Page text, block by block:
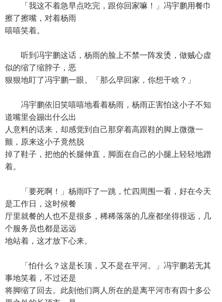
「我这不着急早点吃完，跟你回家嘛！」冯宇鹏用餐巾
擦了擦嘴，对着杨雨
嘻嘻笑着。
听到冯宇鹏这话，杨雨的脸上不禁一阵发烫，做贼心虚
似的缩了缩脖子，恶
狠狠地盯了冯宇鹏一眼。「那么早回家，你想干啥？」
冯宇鹏依旧笑嘻嘻地看着杨雨，杨雨正害怕这小子不知
道嘴里会蹦出什么出
人意料的话来，却感觉到自己那穿着高跟鞋的脚上微微一
颤，原来这小子竟然脱
掉了鞋子，把他的长腿伸直，脚面在自己的小腿上轻轻地蹭
着。
「要死啊！」杨雨吓了一跳，忙四周围一看，好在今天
是工作日，这时候餐
厅里就餐的人也不是很多，稀稀落落的几座都坐得很远，几
个服务员也都是远远
地站着，这才放下心来。
「怕什么？这是长顶，又不是在平河。」冯宇鹏若无其
事地笑着，不过还是
将脚缩了回去。此刻他们两人所在的是离平河市有四十多公